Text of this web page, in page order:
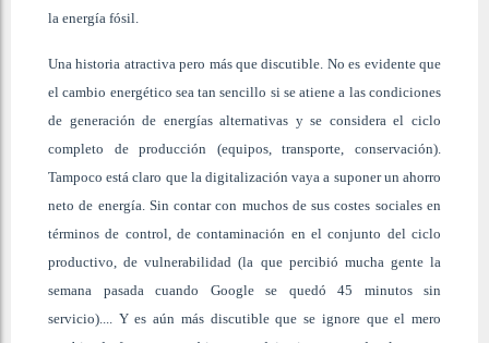
la energía fósil.
Una historia atractiva pero más que discutible. No es evidente que
el cambio energético sea tan sencillo si se atiene a las condiciones
de generación de energías alternativas y se considera el ciclo
completo de producción (equipos, transporte, conservación).
Tampoco está claro que la digitalización vaya a suponer un ahorro
neto de energía. Sin contar con muchos de sus costes sociales en
términos de control, de contaminación en el conjunto del ciclo
productivo, de vulnerabilidad (la que percibió mucha gente la
semana pasada cuando Google se quedó 45 minutos sin
servicio).... Y es aún más discutible que se ignore que el mero